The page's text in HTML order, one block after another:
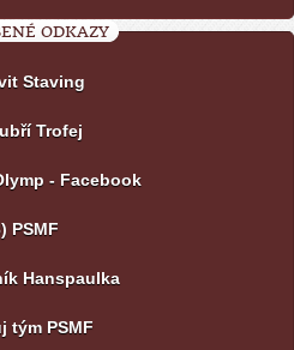
ODKAZY
Staving
Trofej
- Facebook
PSMF
Hanspaulka
tým PSMF